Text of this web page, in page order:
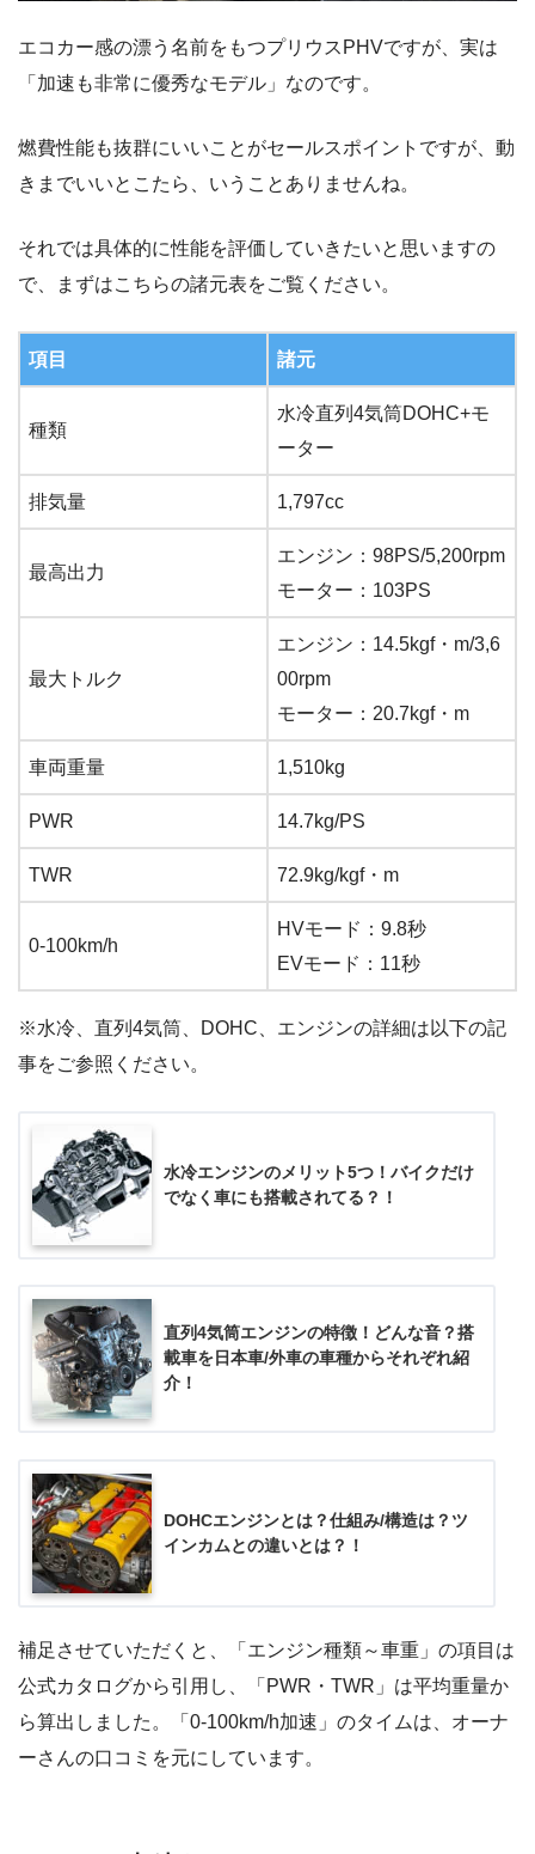
エコカー感の漂う名前をもつプリウスPHVですが、実は
「加速も非常に優秀なモデル」なのです。
燃費性能も抜群にいいことがセールスポイントですが、動
きまでいいとこたら、いうことありませんね。
それでは具体的に性能を評価していきたいと思いますの
で、まずはこちらの諸元表をご覧ください。
項目 諸元
種類
水冷直列4気筒DOHC+モ
ーター
排気量 1,797cc
最高出力
エンジン：98PS/5,200rpm
モーター：103PS
最大トルク
エンジン：14.5kgf・m/3,6
00rpm
モーター：20.7kgf・m
車両重量 1,510kg
PWR 14.7kg/PS
TWR 72.9kg/kgf・m
0-100km/h
HVモード：9.8秒
EVモード：11秒
※水冷、直列4気筒、DOHC、エンジンの詳細は以下の記
事をご参照ください。
水冷エンジンのメリット5つ！バイクだけ
でなく車にも搭載されてる？！
直列4気筒エンジンの特徴！どんな音？搭
載車を日本車/外車の車種からそれぞれ紹
介！
DOHCエンジンとは？仕組み/構造は？ツ
インカムとの違いとは？！
補足させていただくと、「エンジン種類～車重」の項目は
公式カタログから引用し、「PWR・TWR」は平均重量か
ら算出しました。「0-100km/h加速」のタイムは、オーナ
ーさんの口コミを元にしています。